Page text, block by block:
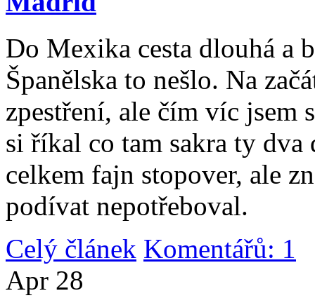
Do Mexika cesta dlouhá a
Španělska to nešlo. Na
zpestření, ale čím víc jsem
si říkal co tam sakra ty
celkem fajn stopover, ale
podívat nepotřeboval.
Celý článek Komentářů: 1
Apr 28